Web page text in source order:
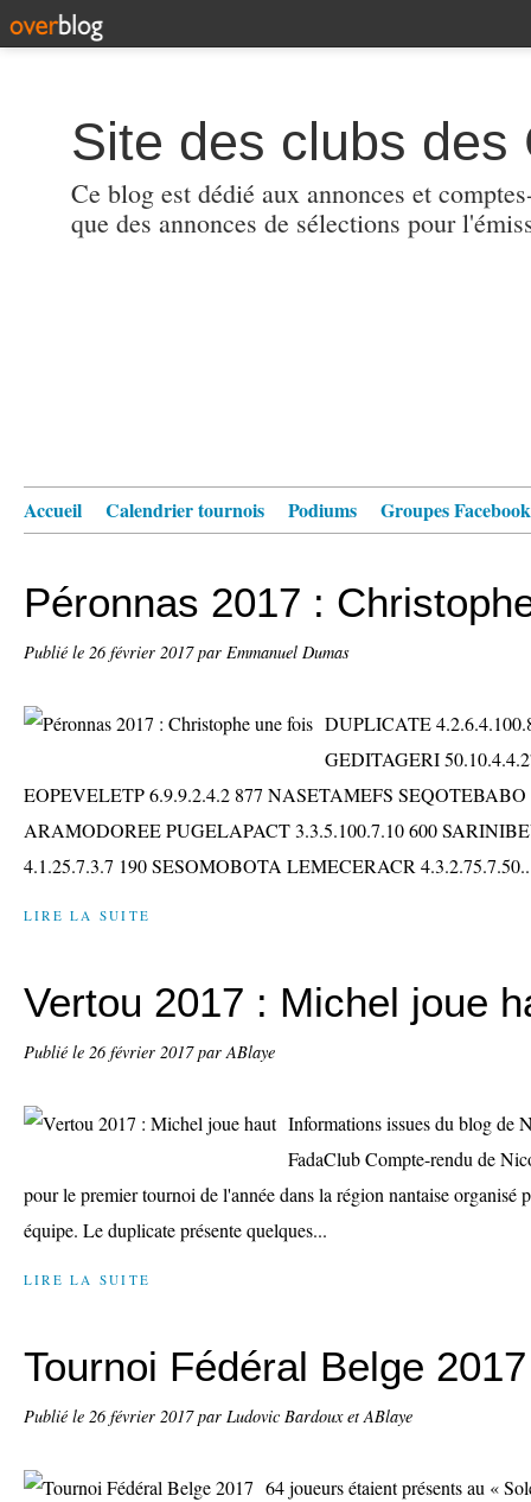
Site des clubs
Ce blog est dédié aux annonces et
que des annonces de sélections pour
Accueil Calendrier tournois Podiums Groupes Facebook
Péronnas 2017 :
Publié le 26 février 2017par Emmanuel Dumas
DUPLICATE
GEDITAGERI
EOPEVELETP 6.9.9.2.4.2 877 NASETAMEFS SEQOTEBABO
ARAMODOREE PUGELAPACT 3.3.5.100.7.10 600
4.1.25.7.3.7 190 SESOMOBOTA LEMECERACR
LIRE LA SUITE
Vertou 2017 : Michel joue
Publié le 26 février 2017par ABlaye
Informations issues du blog de
FadaClub Compte-rendu de
pour le premier tournoi de l'année dans la région nantaise organisé
équipe. Le duplicate présente quelques...
LIRE LA SUITE
Tournoi Fédéral Belge 2017
Publié le 26 février 2017par Ludovic Bardoux et ABlaye
64 joueurs étaient présents au «